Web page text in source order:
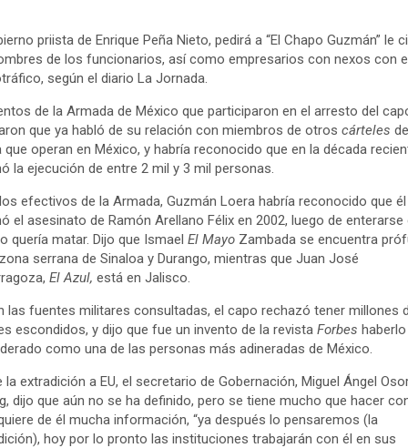
priista de Enrique Peña Nieto, pedirá a “El Chapo Guzmán” le
de los funcionarios, así como empresarios con nexos con
según el diario La Jornada.
de la Armada de México que participaron en el arresto del
que ya habló de su relación con miembros de otros cárteles
que operan en México, y habría reconocido que en la década
la ejecución de entre 2 mil y 3 mil personas.
efectivos de la Armada, Guzmán Loera habría reconocido que él
el asesinato de Ramón Arellano Félix en 2002, luego de enterarse
quería matar. Dijo que Ismael El Mayo Zambada se encuentra
serrana de Sinaloa y Durango, mientras que Juan José
El Azul, está en Jalisco.
las fuentes militares consultadas, el capo rechazó tener millones
escondidos, y dijo que fue un invento de la revista Forbes haberlo
como una de las personas más adineradas de México.
la extradición a EU, el secretario de Gobernación, Miguel Ángel
dijo que aún no se ha definido, pero se tiene mucho que hacer
de él mucha información, “ya después lo pensaremos (la
hoy por lo pronto las instituciones trabajarán con él en sus